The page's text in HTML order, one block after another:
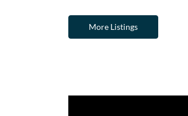
More Listings